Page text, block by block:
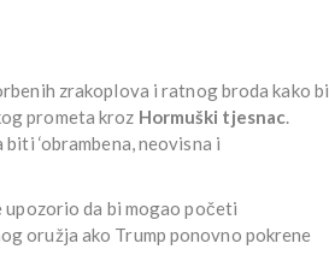
zrakoplova i ratnog broda kako bi
prometa kroz Hormuški tjesnac.
‘obrambena, neovisna i
da bi mogao početi
oružja ako Trump ponovno pokrene